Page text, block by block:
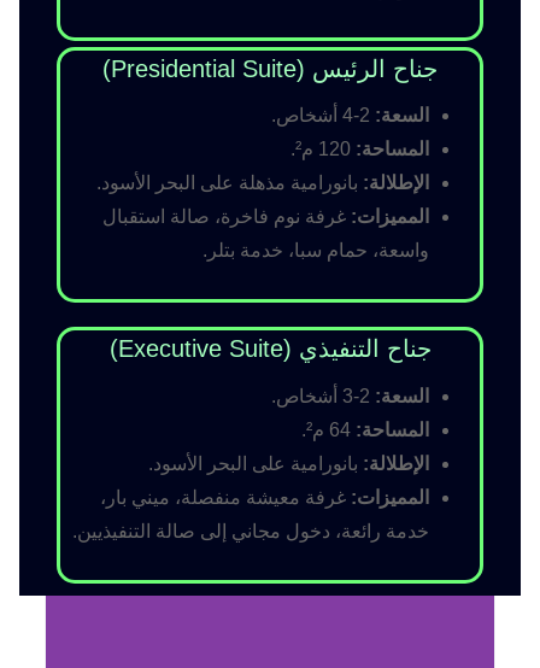
جناح الرئيس (Presidential Suite)
السعة:
المساحة:
الإطلالة: بانورامية مذهلة على البحر الأسود.
المميزات: غرفة نوم فاخرة، صالة استقبال
واسعة، حمام سبا، خدمة بتلر.
جناح التنفيذي (Executive Suite)
السعة:
المساحة:
الإطلالة: بانورامية على البحر الأسود.
المميزات: غرفة معيشة منفصلة، ميني بار،
خدمة رائعة، دخول مجاني إلى صالة التنفيذيين.